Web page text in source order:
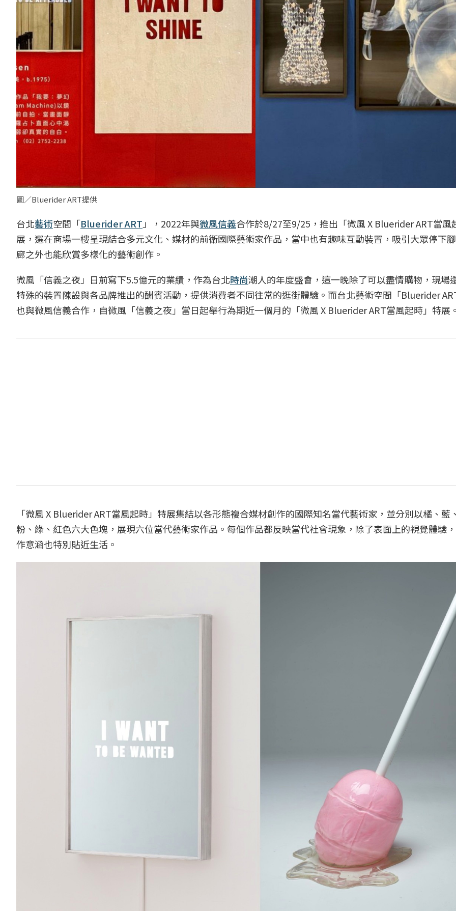
圖／Bluerider ART提供
台北藝術空間「Bluerider ART」，2022年與微風信義合作於8/27至9/25，推出「微風 X Bluerider ART當風
展，選在商場一樓呈現結合多元文化、媒材的前衛國際藝術家作品，當中也有趣味互動裝置，吸引大眾停下
廊之外也能欣賞多樣化的藝術創作。
微風「信義之夜」日前寫下5.5億元的業績，作為台北時尚潮人的年度盛會，這一晚除了可以盡情購物，現場
特殊的裝置陳設與各品牌推出的酬賓活動，提供消費者不同往常的逛街體驗。而台北藝術空間「Bluerider
也與微風信義合作，自微風「信義之夜」當日起舉行為期近一個月的「微風 X Bluerider ART當風起時」特展。
「微風 X Bluerider ART當風起時」特展集結以各形態複合媒材創作的國際知名當代藝術家，並分別以橘、藍
粉、綠、紅色六大色塊，展現六位當代藝術家作品。每個作品都反映當代社會現象，除了表面上的視覺體驗
作意涵也特別貼近生活。